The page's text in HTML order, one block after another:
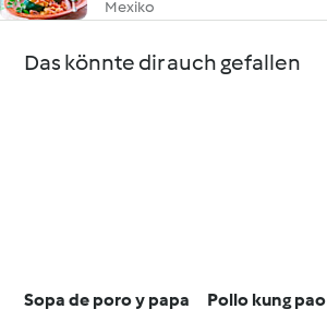
Mexiko
Das könnte dir auch gefallen
Sopa de poro y papa Pollo kung pao